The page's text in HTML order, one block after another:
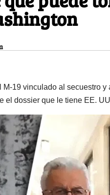
19 vinculado al secuestro
el dossier que le tiene EE.